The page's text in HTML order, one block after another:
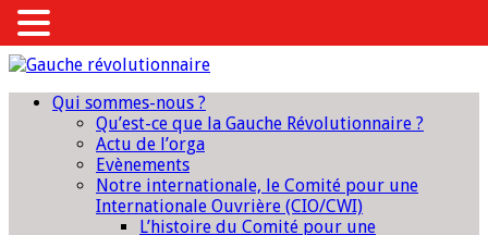
Qui sommes-nous ?
Qu’est-ce que la Gauche Révolutionnaire ?
Actu de l’orga
Evènements
Notre internationale, le Comité pour une
Internationale Ouvrière (CIO/CWI)
L’histoire du Comité pour une